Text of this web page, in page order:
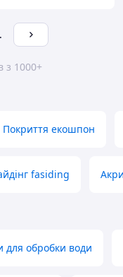
з 1000+
Покриття екошпон
fasiding
для обробки води